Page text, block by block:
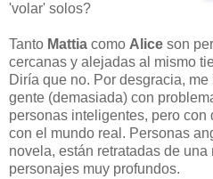
'volar' solos?
Tanto Mattia como Alice son
cercanas y alejadas al mismo
Diría que no. Por desgracia,
gente (demasiada) con
personas inteligentes, pero
con el mundo real. Personas
novela, están retratadas de
personajes muy profundos.